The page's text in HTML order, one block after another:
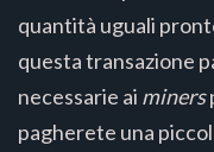
quantità uguali
questa transazione
necessarie ai miners
pagherete una